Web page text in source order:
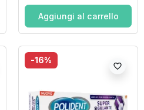
Aggiungi al carrello
-16%
favorite_border